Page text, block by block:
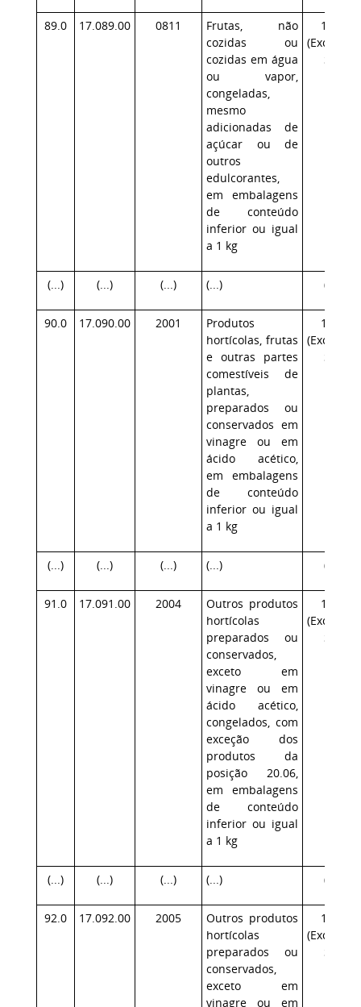
89.0 17.089.00 0811
Frutas, não
cozidas ou
cozidas em água
ou vapor,
congeladas,
mesmo
adicionadas de
açúcar ou de
outros
edulcorantes,
em embalagens
de conteúdo
inferior ou igual
a 1 kg
17.1
(Exceção:
SP)
(...) (...) (...) (...) (...)
90.0 17.090.00 2001
Produtos
hortícolas, frutas
e outras partes
comestíveis de
plantas,
preparados ou
conservados em
vinagre ou em
ácido acético,
em embalagens
de conteúdo
inferior ou igual
a 1 kg
17.1
(Exceção:
SP)
(...) (...) (...) (...) (...)
91.0 17.091.00 2004
Outros produtos
hortícolas
preparados ou
conservados,
exceto em
vinagre ou em
ácido acético,
congelados, com
exceção dos
produtos da
posição 20.06,
em embalagens
de conteúdo
inferior ou igual
a 1 kg
17.1
(Exceção:
SP)
(...) (...) (...) (...) (...)
92.0 17.092.00 2005
Outros produtos
hortícolas
preparados ou
conservados,
exceto em
vinagre ou em
17.1
(Exceção:
SP)